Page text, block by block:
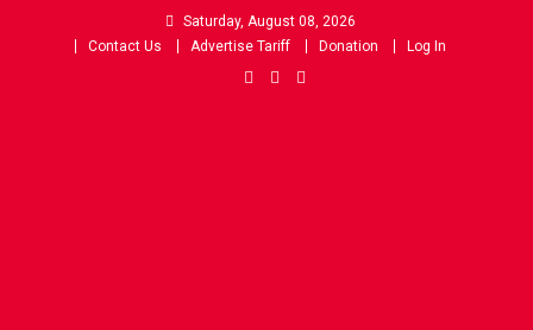
Saturday, August 08, 2026
Contact Us
Advertise Tariff Donation Log In